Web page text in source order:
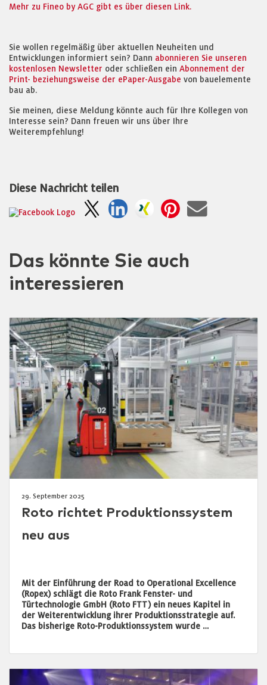
Mehr zu Fineo by AGC gibt es über diesen Link.
Sie wollen regelmäßig über aktuellen Neuheiten und
Entwicklungen informiert sein? Dann abonnieren Sie unseren
kostenlosen Newsletter oder schließen ein Abonnement der
Print- beziehungsweise der ePaper-Ausgabe von bauelemente
bau ab.
Sie meinen, diese Meldung könnte auch für Ihre Kollegen von
Interesse sein? Dann freuen wir uns über Ihre
Weiterempfehlung!
Diese Nachricht teilen
Das könnte Sie auch
interessieren
29. September 2025
Roto richtet Produktionssystem
neu aus
Mit der Einführung der Road to Operational Excellence
(Ropex) schlägt die Roto Frank Fenster- und
Türtechnologie GmbH (Roto FTT) ein neues Kapitel in
der Weiterentwicklung ihrer Produktionsstrategie auf.
Das bisherige Roto-Produktionssystem wurde …